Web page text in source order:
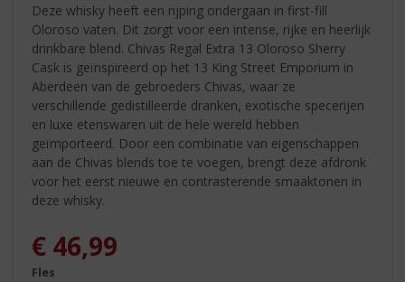
Deze whisky heeft een rijping ondergaan in first-fill
Oloroso vaten. Dit zorgt voor een intense, rijke en heerlijk
drinkbare blend. Chivas Regal Extra 13 Oloroso Sherry
Cask is geïnspireerd op het 13 King Street Emporium in
Aberdeen van de gebroeders Chivas, waar ze
verschillende gedistilleerde dranken, exotische specerijen
en luxe etenswaren uit de hele wereld hebben
geïmporteerd. Door een combinatie van eigenschappen
aan de Chivas blends toe te voegen, brengt deze afdronk
voor het eerst nieuwe en contrasterende smaaktonen in
deze whisky.
€ 46,99
Fles